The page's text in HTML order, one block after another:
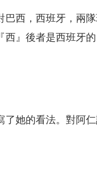
西，西班牙，兩
』後者是西班牙
了她的看法。對阿